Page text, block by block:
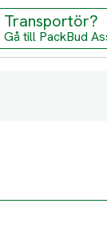
Transportör?
Gå till PackBud